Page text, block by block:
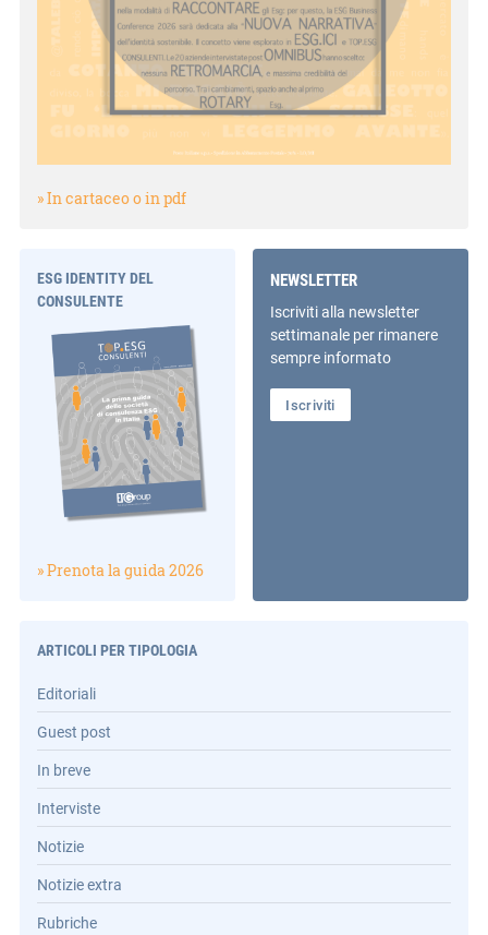
» In cartaceo o in pdf
ESG IDENTITY DEL
CONSULENTE
» Prenota la guida 2026
NEWSLETTER
Iscriviti alla newsletter
settimanale per rimanere
sempre informato
Iscriviti
ARTICOLI PER TIPOLOGIA
Editoriali
Guest post
In breve
Interviste
Notizie
Notizie extra
Rubriche